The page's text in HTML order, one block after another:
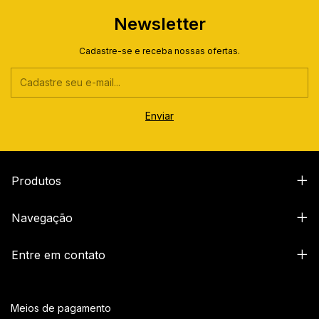
Newsletter
Cadastre-se e receba nossas ofertas.
Produtos
Navegação
Entre em contato
Meios de pagamento